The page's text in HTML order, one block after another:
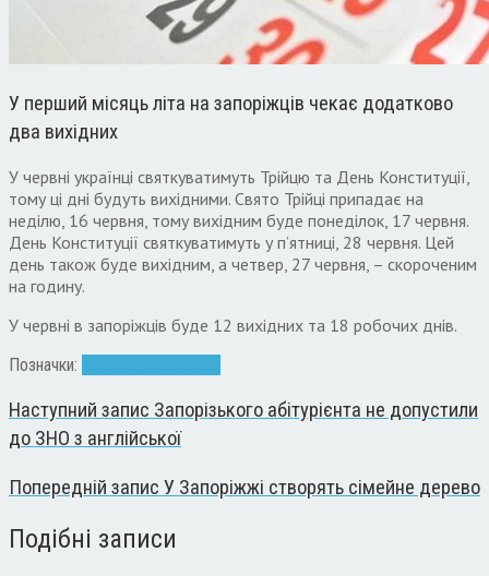
У перший місяць літа на запоріжців чекає додатково
два вихідних
У червні українці святкуватимуть Трійцю та День Конституції,
тому ці дні будуть вихідними. Свято Трійці припадає на
неділю, 16 червня, тому вихідним буде понеділок, 17 червня.
День Конституції святкуватимуть у п’ятниці, 28 червня. Цей
день також буде вихідним, а четвер, 27 червня, – скороченим
на годину.
У червні в запоріжців буде 12 вихідних та 18 робочих днів.
Позначки:
Наступний запис Запорізького абітурієнта не допустили
до ЗНО з англійської
Попередній запис У Запоріжжі створять сімейне дерево
Подібні записи